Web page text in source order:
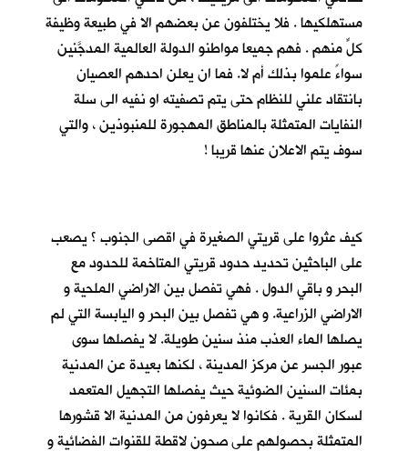
مستهلكيها . فلا يختلفون عن بعضهم الا في طبيعة وظيفة
كلٍّ منهم . فهم جميعا مواطنو الدولة العالمية المدجَّنين
سواءً علموا بذلك أم لا. فما ان يعلن احدهم العصيان
بانتقاد علني للنظام حتى يتم تصفيته او نفيه الى سلة
النفايات المتمثلة بالمناطق المهجورة للمنبوذين ، والتي
سوف يتم الاعلان عنها قريبا !
كيف عثروا على قريتي الصغيرة في اقصى الجنوب ؟ يصعب
على الباحثين تحديد حدود قريتي المتاخمة للحدود مع
البحر و باقي الدول . فهي تفصل بين الاراضي الملحية و
الاراضي الزراعية. و هي تفصل بين البحر و اليابسة التي لم
يصلها الماء العذب منذ سنين طويلة. لا يفصلها سوى
عبور الجسر عن مركز المدينة ، لكنها بعيدة عن المدنية
بمئات السنين الضوئية حيث يفصلها التجهيل المتعمد
لسكان القرية . فكانوا لا يعرفون من المدنية الا قشورها
المتمثلة بحصولهم على صحون لاقطة للقنوات الفضائية و